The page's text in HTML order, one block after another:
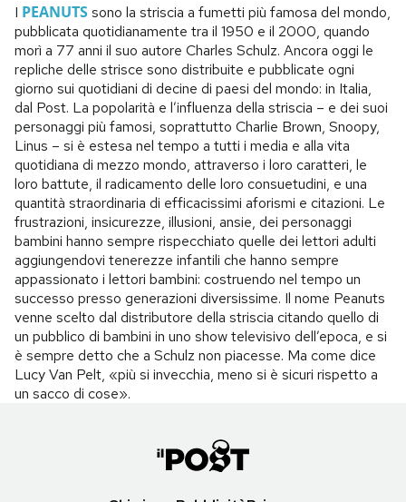
I PEANUTSsono la striscia a fumetti più famosa del mondo,
pubblicata quotidianamente tra il 1950 e il 2000, quando
morì a 77 anni il suo autore Charles Schulz. Ancora oggi le
repliche delle strisce sono distribuite e pubblicate ogni
giorno sui quotidiani di decine di paesi del mondo: in Italia,
dal Post. La popolarità e l’influenza della striscia – e dei suoi
personaggi più famosi, soprattutto Charlie Brown, Snoopy,
Linus – si è estesa nel tempo a tutti i media e alla vita
quotidiana di mezzo mondo, attraverso i loro caratteri, le
loro battute, il radicamento delle loro consuetudini, e una
quantità straordinaria di efficacissimi aforismi e citazioni. Le
frustrazioni, insicurezze, illusioni, ansie, dei personaggi
bambini hanno sempre rispecchiato quelle dei lettori adulti
aggiungendovi tenerezze infantili che hanno sempre
appassionato i lettori bambini: costruendo nel tempo un
successo presso generazioni diversissime. Il nome Peanuts
venne scelto dal distributore della striscia citando quello di
un pubblico di bambini in uno show televisivo dell’epoca, e si
è sempre detto che a Schulz non piacesse. Ma come dice
Lucy Van Pelt, «più si invecchia, meno si è sicuri rispetto a
un sacco di cose».